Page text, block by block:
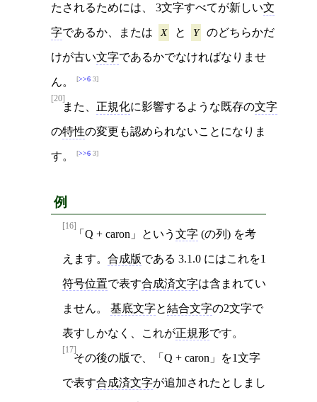
たされるためには、 3文字すべてが新しい文
字であるか、または X と Y のどちらかだ
けが古い文字であるかでなければなりませ
ん。 >>6 3
[20]
また、 正規化に影響するような既存の文字
の特性の変更も認められないことになりま
す。 >>6 3
例
[16]
「Q + caron」という 文字 (の列) を考
えます。 合成版 である 3.1.0 にはこれを1
符号位置で表す合成済文字は含まれてい
ません。 基底文字と結合文字の2文字で
表すしかなく、これが正規形です。
[17]
その後の版で、「Q + caron」を1文字
で表す合成済文字が追加されたとしまし